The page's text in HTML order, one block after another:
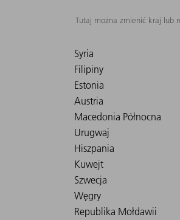
Tutaj można zmienić kraj lub